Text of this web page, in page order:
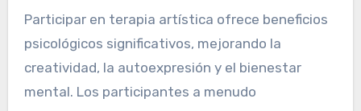
Participar en terapia artística ofrece beneficios
psicológicos significativos, mejorando la
creatividad, la autoexpresión y el bienestar
mental. Los participantes a menudo